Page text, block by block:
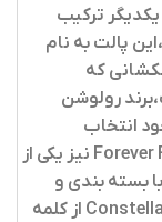
ترکیب
پالت به نام
که
رولوشن
انتخاب
Forever نیز یکی از
بسته بندی و
از کلمه